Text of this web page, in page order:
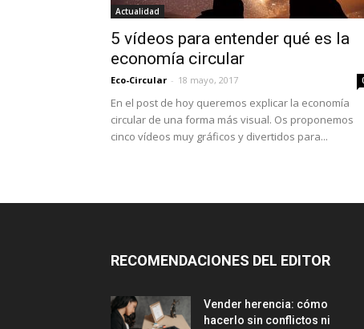
Actualidad
5 vídeos para entender qué es la
economía circular
Eco-Circular - 18 mayo, 2017
En el post de hoy queremos explicar la economía
circular de una forma más visual. Os proponemos
cinco vídeos muy gráficos y divertidos para...
RECOMENDACIONES DEL EDITOR
Vender herencia: cómo
hacerlo sin conflictos ni